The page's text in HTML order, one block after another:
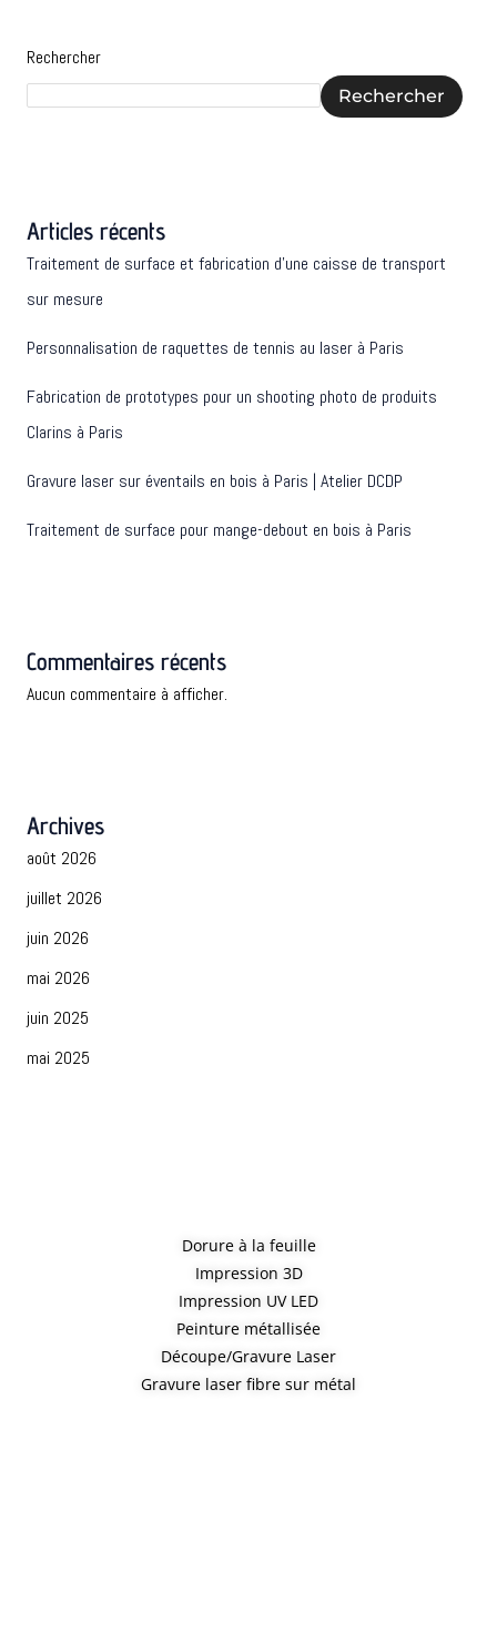
Rechercher
Rechercher
Articles récents
Traitement de surface et fabrication d’une caisse de transport
sur mesure
Personnalisation de raquettes de tennis au laser à Paris
Fabrication de prototypes pour un shooting photo de produits
Clarins à Paris
Gravure laser sur éventails en bois à Paris | Atelier DCDP
Traitement de surface pour mange-debout en bois à Paris
Commentaires récents
Aucun commentaire à afficher.
Archives
août 2026
juillet 2026
juin 2026
mai 2026
juin 2025
mai 2025
Dorure à la feuille
Impression 3D
Impression UV LED
Peinture métallisée
Découpe/Gravure Laser
Gravure laser fibre sur métal